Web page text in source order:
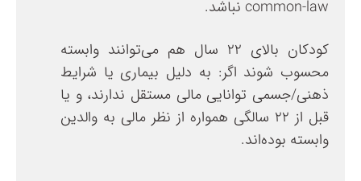
common-law نباشد.
کودکان بالای ۲۲ سال هم می‌توانند وابسته
محسوب شوند اگر: به دلیل بیماری یا شرایط
ذهنی/جسمی توانایی مالی مستقل ندارند، و یا
قبل از ۲۲ سالگی همواره از نظر مالی به والدین
وابسته بوده‌اند.